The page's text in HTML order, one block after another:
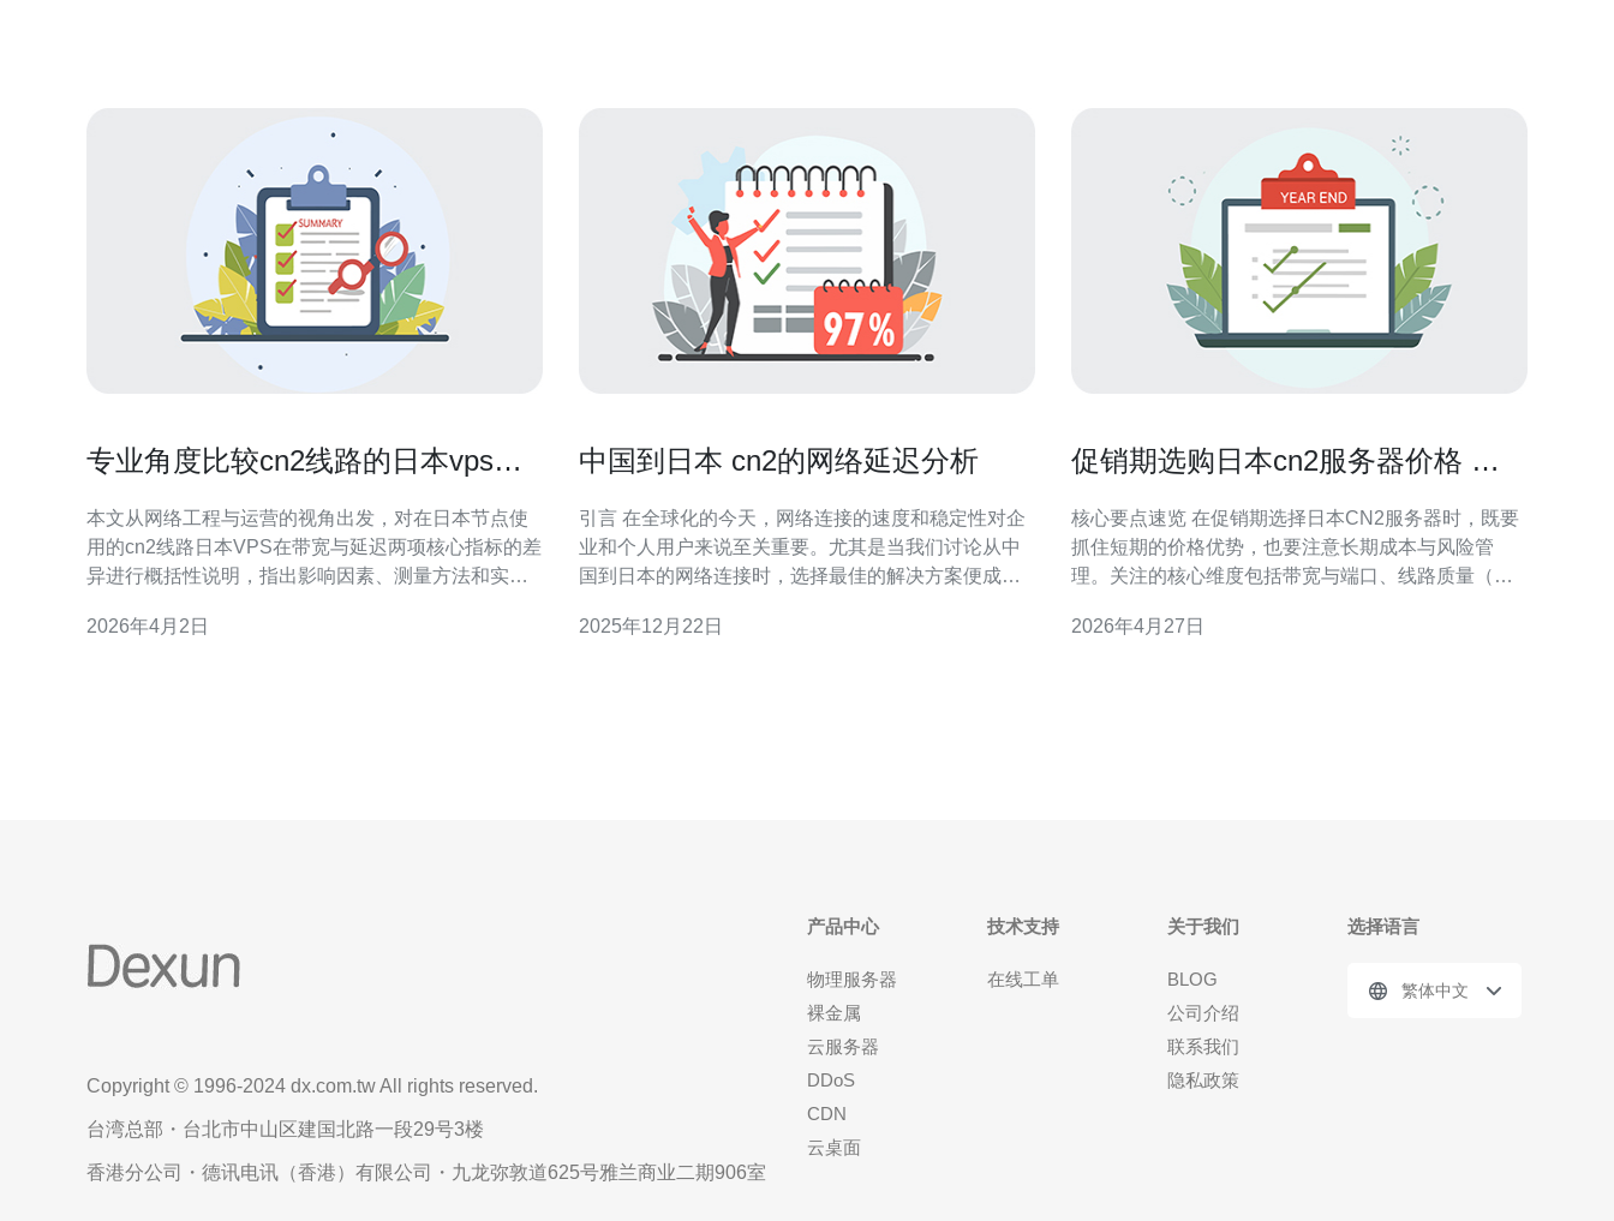
专业角度比较cn2线路的日本vps在
本文从网络工程与运营的视角出发，对在日本节点使
用的cn2线路日本VPS在带宽与延迟两项核心指标的差
异进行概括性说明，指出影响因素、测量方法和实务
时做出更有依据的决策。 哪个因素最直接影响带宽表
2026年4月2日
中国到日本 cn2的网络延迟分析
引言 在全球化的今天，网络连接的速度和稳定性对企
业和个人用户来说至关重要。尤其是当我们讨论从中
国到日本的网络连接时，选择最佳的解决方案便成为
高质量网络服务，其网络延迟表现如何？在这篇文章
2025年12月22日
促销期选购日本cn2服务器价格 优
核心要点速览 在促销期选择日本CN2服务器时，既要
抓住短期的价格优势，也要注意长期成本与风险管
理。关注的核心维度包括带宽与端口、线路质量（尤
条款、是否自带DDoS防御与CDN加速、以及技术支
2026年4月27日
Copyright © 1996-2024 dx.com.tw All rights reserved.
台湾总部・台北市中山区建国北路一段29号3楼
香港分公司・德讯电讯（香港）有限公司・九龙弥敦道625号雅兰商业二期906室
产品中心
物理服务器
裸金属
云服务器
DDoS
CDN
云桌面
技术支持
在线工单
关于我们
BLOG
公司介绍
联系我们
隐私政策
选择语言
繁体中文